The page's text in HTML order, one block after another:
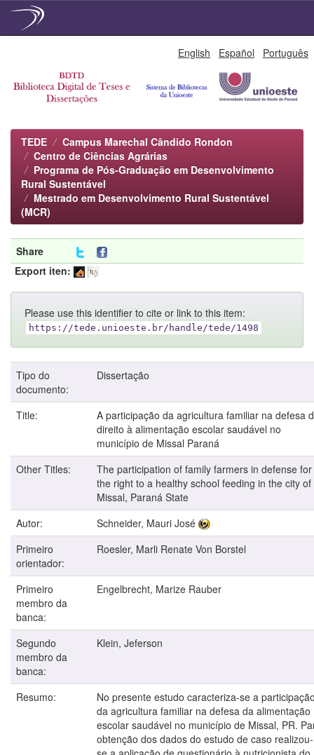
English Español Português
TEDE
Campus Marechal Cândido Rondon
Centro de Ciências Agrárias
Programa de Pós-Graduação em Desenvolvimento
Rural Sustentável
Mestrado em Desenvolvimento Rural Sustentável
(MCR)
Share
Export iten:
Please use this identifier to cite or link to this item:
https://tede.unioeste.br/handle/tede/1498
Tipo do
documento:
Dissertação
Title:
A participação da agricultura familiar na defesa
direito à alimentação escolar saudável no
município de Missal Paraná
Other Titles:
The participation of family farmers in defense for
the right to a healthy school feeding in the city of
Missal, Paraná State
Autor:
Schneider, Mauri José
Primeiro
orientador:
Roesler, Marli Renate Von Borstel
Primeiro
membro da
banca:
Engelbrecht, Marize Rauber
Segundo
membro da
banca:
Klein, Jeferson
Resumo:
No presente estudo caracteriza-se a
da agricultura familiar na defesa da alimentação
escolar saudável no município de Missal, PR.
obtenção dos dados do estudo de caso realizou-